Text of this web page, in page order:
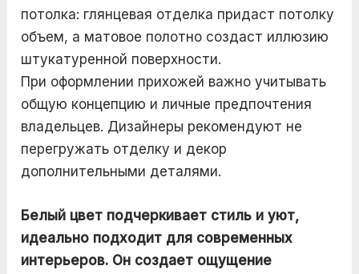
потолка: глянцевая отделка придаст потолку
объем, а матовое полотно создаст иллюзию
штукатуренной поверхности.
При оформлении прихожей важно учитывать
общую концепцию и личные предпочтения
владельцев. Дизайнеры рекомендуют не
перегружать отделку и декор
дополнительными деталями.
Белый цвет подчеркивает стиль и уют,
идеально подходит для современных
интерьеров. Он создает ощущение